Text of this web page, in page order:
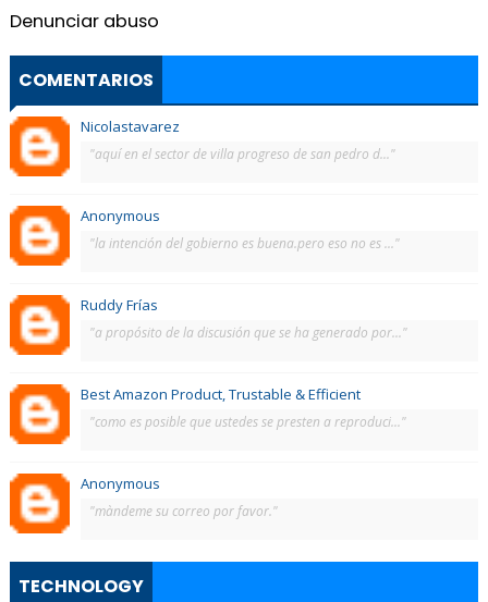
Denunciar abuso
COMENTARIOS
Nicolastavarez
"aquí en el sector de villa progreso de san pedro d..."
Anonymous
"la intención del gobierno es buena.pero eso no es ..."
Ruddy Frías
"a propósito de la discusión que se ha generado por..."
Best Amazon Product, Trustable & Efficient
"como es posible que ustedes se presten a reproduci..."
Anonymous
"màndeme su correo por favor."
TECHNOLOGY